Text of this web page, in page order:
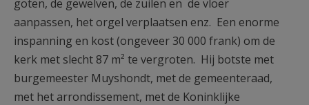
goten, de gewelven, de zuilen en de vloer
aanpassen, het orgel verplaatsen enz. Een enorme
inspanning en kost (ongeveer 30 000 frank) om de
kerk met slecht 87 m² te vergroten. Hij botste met
burgemeester Muyshondt, met de gemeenteraad,
met het arrondissement, met de Koninklijke